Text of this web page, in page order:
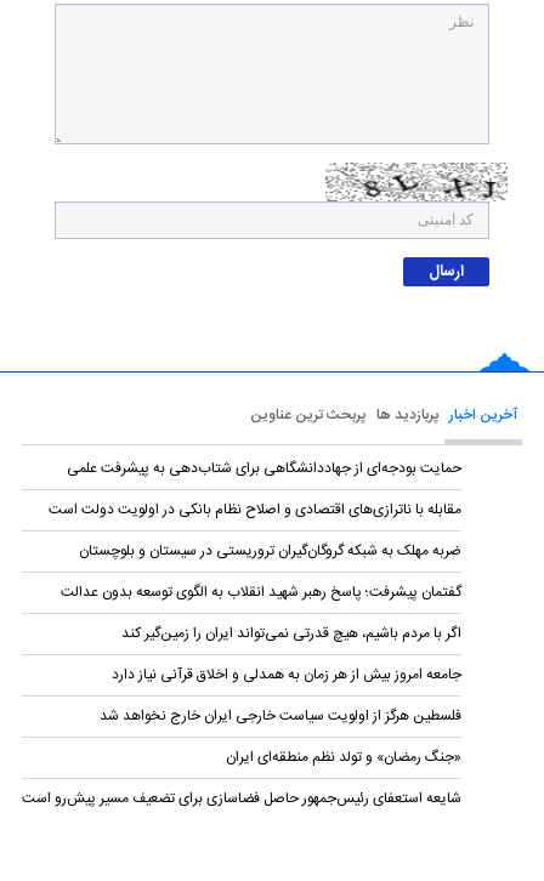
آخرین اخبار پربازدید ها پربحث ترین عناوین
حمایت بودجه‌ای از جهاددانشگاهی برای شتاب‌دهی به پیشرفت علمی
مقابله با ناترازی‌های اقتصادی و اصلاح نظام بانکی در اولویت دولت است
ضربه مهلک به شبکه گروگان‌گیران تروریستی در سیستان و بلوچستان
گفتمان پیشرفت؛ پاسخ رهبر شهید انقلاب به الگوی توسعه بدون عدالت
اگر با مردم باشیم، هیچ قدرتی نمی‌تواند ایران را زمین‌گیر کند
جامعه امروز بیش از هر زمان به همدلی و اخلاق قرآنی نیاز دارد
فلسطین هرگز از اولویت سیاست خارجی ایران خارج نخواهد شد
«جنگ رمضان» و تولد نظم منطقه‌ای ایران
شایعه استعفای رئیس‌جمهور حاصل فضاسازی برای تضعیف مسیر پیش‌رو است